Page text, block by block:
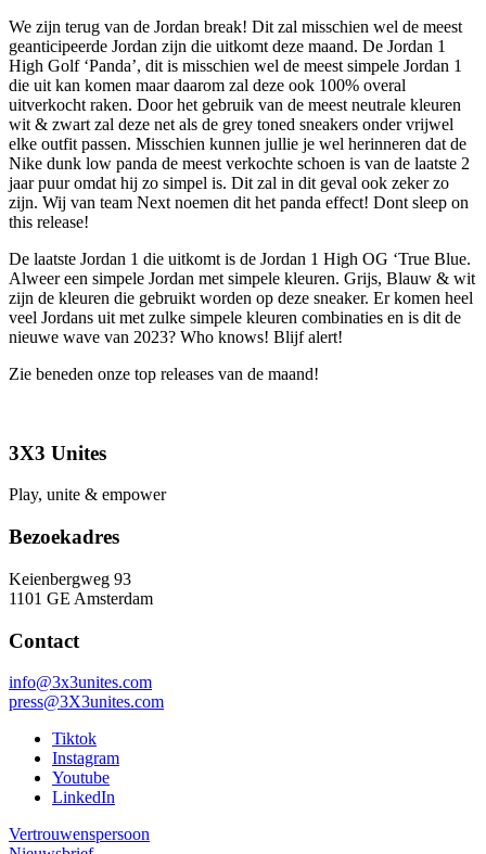
We zijn terug van de Jordan break! Dit zal misschien wel de meest
geanticipeerde Jordan zijn die uitkomt deze maand. De Jordan 1
High Golf ‘Panda’, dit is misschien wel de meest simpele Jordan 1
die uit kan komen maar daarom zal deze ook 100% overal
uitverkocht raken. Door het gebruik van de meest neutrale kleuren
wit & zwart zal deze net als de grey toned sneakers onder vrijwel
elke outfit passen. Misschien kunnen jullie je wel herinneren dat de
Nike dunk low panda de meest verkochte schoen is van de laatste 2
jaar puur omdat hij zo simpel is. Dit zal in dit geval ook zeker zo
zijn. Wij van team Next noemen dit het panda effect! Dont sleep on
this release!
De laatste Jordan 1 die uitkomt is de Jordan 1 High OG ‘True Blue.
Alweer een simpele Jordan met simpele kleuren. Grijs, Blauw & wit
zijn de kleuren die gebruikt worden op deze sneaker. Er komen heel
veel Jordans uit met zulke simpele kleuren combinaties en is dit de
nieuwe wave van 2023? Who knows! Blijf alert!
Zie beneden onze top releases van de maand!
3X3 Unites
Play, unite & empower
Bezoekadres
Keienbergweg 93
1101 GE Amsterdam
Contact
info@3x3unites.com
press@3X3unites.com
Tiktok
Instagram
Youtube
LinkedIn
Vertrouwenspersoon